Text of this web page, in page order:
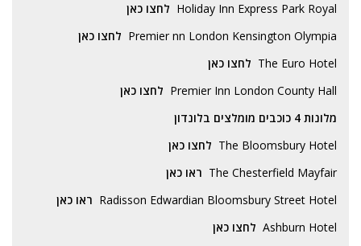
Holiday Inn Express Park Royal לחצו כאן
Premier nn London Kensington Olympia לחצו כאן
The Euro Hotel לחצו כאן
Premier Inn London County Hall לחצו כאן
מלונות 4 כוכבים מומלצים בלונדון
The Bloomsbury Hotel לחצו כאן
The Chesterfield Mayfair ראו כאן
Radisson Edwardian Bloomsbury Street Hotel ראו כאן
Ashburn Hotel לחצו כאן